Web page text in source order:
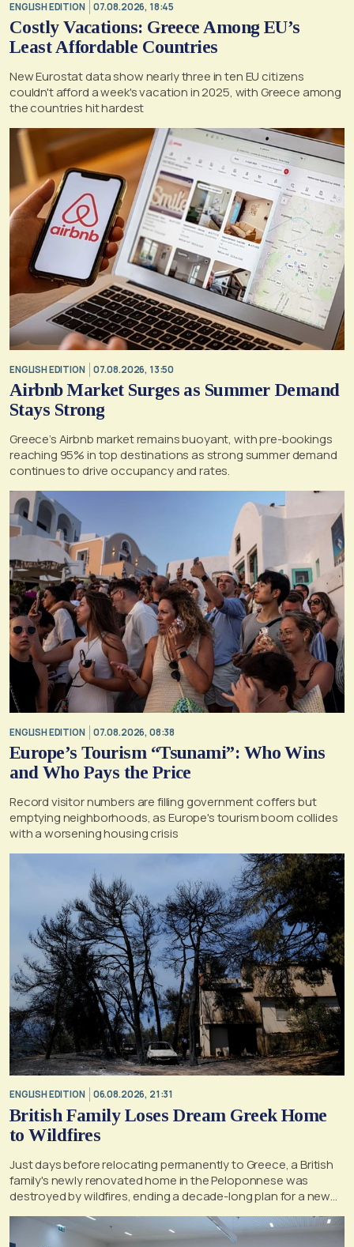
ENGLISH EDITION 07.08.2026, 18:45
Costly Vacations: Greece Among EU’s
Least Affordable Countries
New Eurostat data show nearly three in ten EU citizens
couldn't afford a week's vacation in 2025, with Greece among
the countries hit hardest
ENGLISH EDITION 07.08.2026, 13:50
Airbnb Market Surges as Summer Demand
Stays Strong
Greece’s Airbnb market remains buoyant, with pre-bookings
reaching 95% in top destinations as strong summer demand
continues to drive occupancy and rates.
ENGLISH EDITION 07.08.2026, 08:38
Europe’s Tourism “Tsunami”: Who Wins
and Who Pays the Price
Record visitor numbers are filling government coffers but
emptying neighborhoods, as Europe's tourism boom collides
with a worsening housing crisis
ENGLISH EDITION 06.08.2026, 21:31
British Family Loses Dream Greek Home
to Wildfires
Just days before relocating permanently to Greece, a British
family's newly renovated home in the Peloponnese was
destroyed by wildfires, ending a decade-long plan for a new